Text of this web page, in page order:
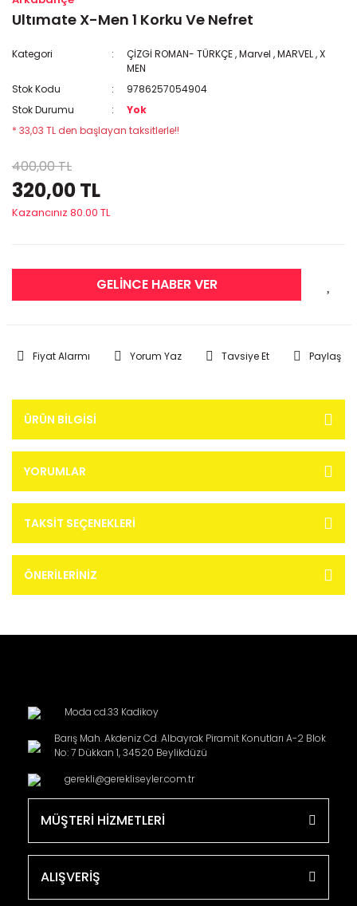
Ultımate X-Men 1 Korku Ve Nefret
Kategori ÇİZGİ ROMAN- TÜRKÇE,Marvel ,MARVEL,X
MEN
Stok Kodu
9786257054904
Stok Durumu
Yok
* 33,03 TL den başlayan taksitlerle!!
400,00 TL
320,00 TL
Kazancınız 80.00 TL
GELİNCE HABER VER
Fiyat Alarmı Yorum Yaz Tavsiye Et Paylaş
ÜRÜN BILGISI
YORUMLAR
TAKSIT SEÇENEKLERI
ÖNERILERINIZ
Moda cd.33 Kadikoy
Barış Mah. Akdeniz Cd. Albayrak Piramit Konutları A-2 Blok
No: 7 Dükkan 1, 34520 Beylikdüzü
gerekli@gerekliseyler.com.tr
MÜŞTERİ HİZMETLERİ
ALIŞVERİŞ